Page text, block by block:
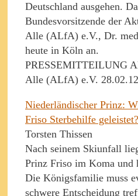
Deutschland ausgehen.
Bundesvorsitzende der
Alle (ALfA) e.V., Dr.
heute in Köln an.
PRESSEMITTEILUNG
Alle (ALfA) e.V. 28.02.12
Niederländischer Prinz:
Friso Sterbehilfe geleistet?
Torsten Thissen
Nach seinem Skiunfall
Prinz Friso im Koma und
Die Königsfamilie muss
schwere Entscheidung